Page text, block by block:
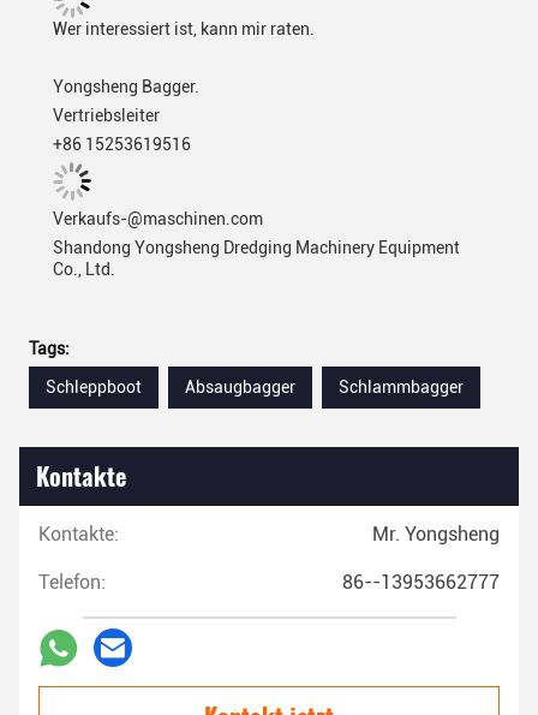
Wer interessiert ist, kann mir raten.
Yongsheng Bagger.
Vertriebsleiter
+86 15253619516
Verkaufs-@maschinen.com
Shandong Yongsheng Dredging Machinery Equipment
Co., Ltd.
Tags:
Schleppboot
Absaugbagger Schlammbagger
Kontakte
Kontakte: Mr. Yongsheng
Telefon: 86--13953662777